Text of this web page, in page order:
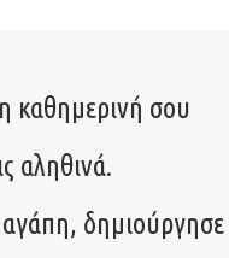
καθημερινή σου
αληθινά.
δημιούργησε